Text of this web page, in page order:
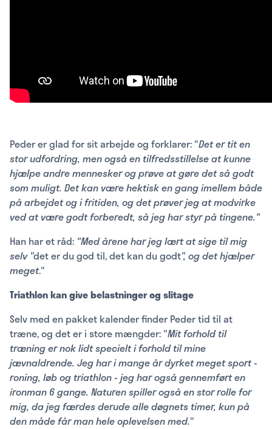
Peder er glad for sit arbejde og forklarer: "Det er tit en
stor udfordring, men også en tilfredsstillelse at kunne
hjælpe andre mennesker og prøve at gøre det så godt
som muligt. Det kan være hektisk en gang imellem både
på arbejdet og i fritiden, og det prøver jeg at modvirke
ved at være godt forberedt, så jeg har styr på tingene."
Han har et råd: "Med årene har jeg lært at sige til mig
selv ”det er du god til, det kan du godt”, og det hjælper
meget."
Triathlon kan give belastninger og slitage
Selv med en pakket kalender finder Peder tid til at
træne, og det er i store mængder: "Mit forhold til
træning er nok lidt specielt i forhold til mine
jævnaldrende. Jeg har i mange år dyrket meget sport -
roning, løb og triathlon - jeg har også gennemført en
ironman 6 gange. Naturen spiller også en stor rolle for
mig, da jeg færdes derude alle døgnets timer, kun på
den måde får man hele oplevelsen med."